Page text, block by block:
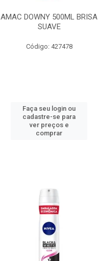
AMAC DOWNY 500ML BRISA
SUAVE
Código: 427478
Faça seu login ou
cadastre-se para
ver preços e
comprar